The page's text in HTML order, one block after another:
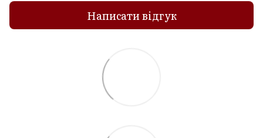
Написати відгук